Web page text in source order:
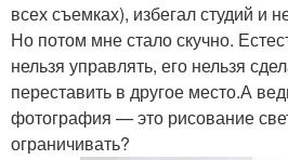
всех съемках), избегал студий и
Но потом мне стало скучно.
нельзя управлять, его нельзя
переставить в другое место.А
фотография — это рисование
ограничивать?